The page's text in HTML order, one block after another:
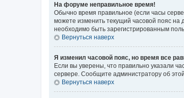
На форуме неправильное время!
Обычно время правильное (если часы
можете изменить текущий часовой пояс на
необходимо быть зарегистрированным
Вернуться наверх
Я изменил часовой пояс, но время все
Если вы уверены, что правильно указали
сервере. Сообщите администратору об
Вернуться наверх